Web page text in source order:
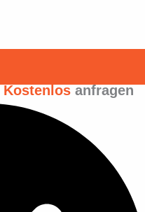
Kostenlos anfragen